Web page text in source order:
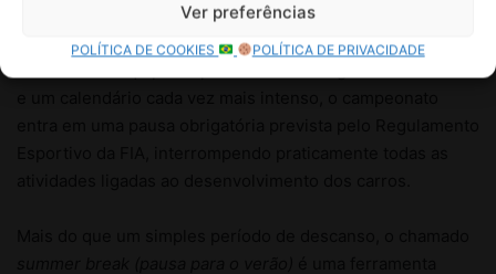
Ver preferências
POLÍTICA DE COOKIES POLÍTICA DE PRIVACIDADE